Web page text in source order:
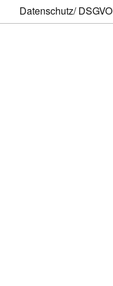
Datenschutz/ DSGVO